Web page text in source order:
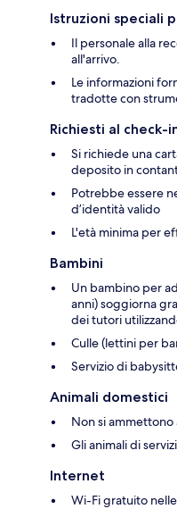
Istruzioni speciali
Il personale alla
all'arrivo.
Le informazioni
tradotte con
Richiesti al check-
Si richiede una
deposito in
Potrebbe essere
d’identità valido
L'età minima per
Bambini
Un bambino per
anni) soggiorna
dei tutori
Culle (lettini per
Servizio di
Animali domestici
Non si
Gli animali di
Internet
Wi-Fi gratuito